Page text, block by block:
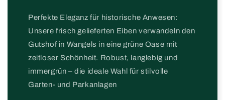
Perfekte Eleganz für historische Anwesen:
Unsere frisch gelieferten Eiben verwandeln den
Gutshof in Wangels in eine grüne Oase mit
zeitloser Schönheit. Robust, langlebig und
immergrün – die ideale Wahl für stilvolle
Garten- und Parkanlagen